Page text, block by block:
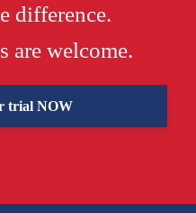
difference.
are welcome.
trial NOW